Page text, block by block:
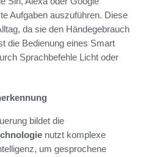
Aufgaben auszuführen. Diese
da sie den Händegebrauch
die Bedienung eines Smart
Sprachbefehle Licht oder
bildet die
nutzt komplexe
um gesprochene